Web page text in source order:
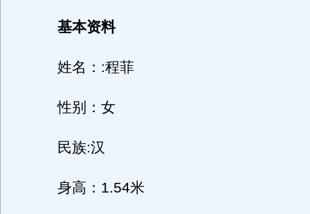
基本资料
姓名：:程菲
性别：女
民族:汉
身高：1.54米